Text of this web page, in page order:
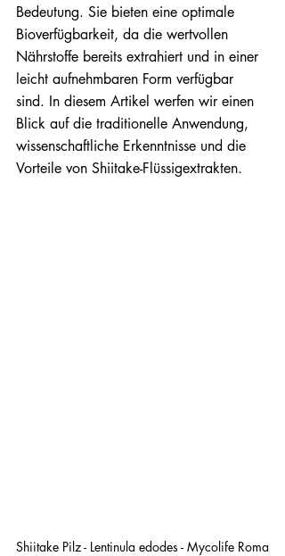
Bedeutung. Sie bieten eine optimale
Bioverfügbarkeit, da die wertvollen
Nährstoffe bereits extrahiert und in einer
leicht aufnehmbaren Form verfügbar
sind. In diesem Artikel werfen wir einen
Blick auf die traditionelle Anwendung,
wissenschaftliche Erkenntnisse und die
Vorteile von Shiitake-Flüssigextrakten.
Shiitake Pilz - Lentinula edodes - Mycolife Roma